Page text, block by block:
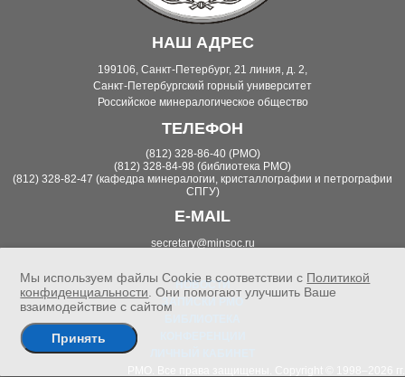
НАШ АДРЕС
199106, Санкт-Петербург, 21 линия, д. 2,
Санкт-Петербургский горный университет
Российское минералогическое общество
ТЕЛЕФОН
(812) 328-86-40 (РМО)
(812) 328-84-98 (библиотека РМО)
(812) 328-82-47 (кафедра минералогии, кристаллографии и петрографии
СПГУ)
E-MAIL
secretary@minsoc.ru
НОВОСТИ
Мы используем файлы Cookie в соответствии с Политикой
конфиденциальности . Они помогают улучшить Ваше
взаимодействие с сайтом
Принять